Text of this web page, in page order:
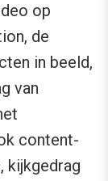
op
de
in beeld,
van
content-
kijkgedrag